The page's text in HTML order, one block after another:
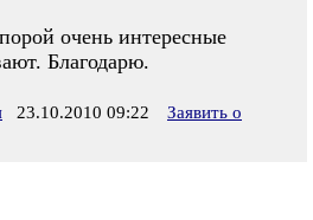
очень интересные
Благодарю.
23.10.2010 09:22
Заявить о